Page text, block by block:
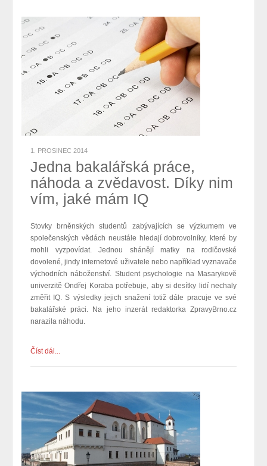
1. PROSINEC 2014
Jedna bakalářská práce,
náhoda a zvědavost. Díky nim
vím, jaké mám IQ
Stovky brněnských studentů zabývajících se výzkumem ve
společenských vědách neustále hledají dobrovolníky, které by
mohli vyzpovídat. Jednou shánějí matky na rodičovské
dovolené, jindy internetové uživatele nebo například vyznavače
východních náboženství. Student psychologie na Masarykově
univerzitě Ondřej Koraba potřebuje, aby si desítky lidí nechaly
změřit IQ. S výsledky jejich snažení totiž dále pracuje ve své
bakalářské práci. Na jeho inzerát redaktorka ZpravyBrno.cz
narazila náhodu.
Číst dál...